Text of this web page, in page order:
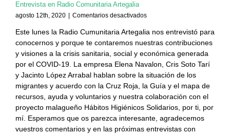
Entrevista en Radio Comunitaria Artegalia
agosto 12th, 2020 Comentarios desactivadosen
en
Radio
Comunitaria
Artegalia
Este lunes la Radio Cumunitaria Artegalia nos entrevistó para
conocernos y porque te contaremos nuestras contribuciones
y visiones a la crisis sanitaria, social y económica generada
por el COVID-19. La empresa Elena Navalon, Cris Soto Tarí
y Jacinto López Arrabal hablan sobre la situación de los
migrantes y acuerdo con la Cruz Roja, la Guía y el mapa de
recursos, ayuda y voluntarios y nuestra colaboración con el
proyecto malagueño Hábitos Higiénicos Solidarios, por ti, por
mí. Esperamos que os parezca interesante, agradecemos
vuestros comentarios y en las próximas entrevistas con